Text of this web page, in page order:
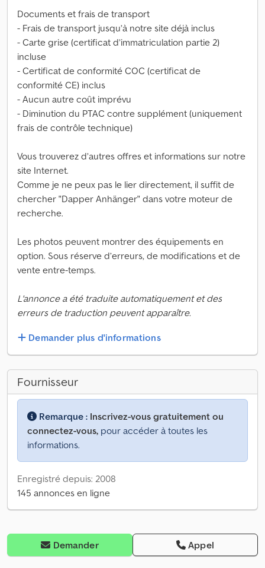
Documents et frais de transport
- Frais de transport jusqu’à notre site déjà inclus
- Carte grise (certificat d’immatriculation partie 2)
incluse
- Certificat de conformité COC (certificat de
conformité CE) inclus
- Aucun autre coût imprévu
- Diminution du PTAC contre supplément (uniquement
frais de contrôle technique)
Vous trouverez d’autres offres et informations sur notre
site Internet.
Comme je ne peux pas le lier directement, il suffit de
chercher "Dapper Anhänger" dans votre moteur de
recherche.
Les photos peuvent montrer des équipements en
option. Sous réserve d’erreurs, de modifications et de
vente entre-temps.
L'annonce a été traduite automatiquement et des
erreurs de traduction peuvent apparaître.
Demander plus d'informations
Fournisseur
Remarque : Inscrivez-vous gratuitement ou
connectez-vous, pour accéder à toutes les
informations.
Enregistré depuis: 2008
145 annonces en ligne
Demander Appel